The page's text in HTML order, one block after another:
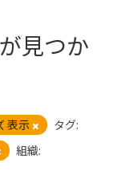
見つか
表示
タグ:
組織: